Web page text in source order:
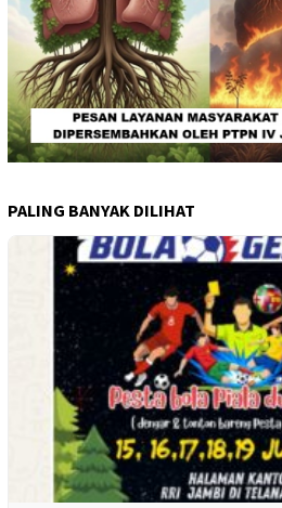
PALING BANYAK DILIHAT